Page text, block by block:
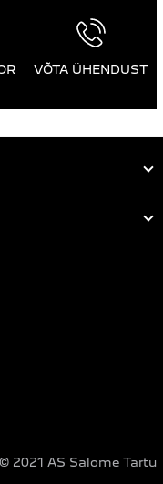
VÕTA ÜHENDUST
© 2021 AS Salome Tartu